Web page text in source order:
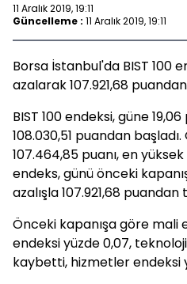
11 Aralık 2019, 19:11
Güncelleme : 11 Aralık 2019, 19:11
Borsa İstanbul'da BIST 100
azalarak 107.921,68
BIST 100 endeksi, güne
108.030,51 puandan
107.464,85 puanı, en
endeks, günü önceki
azalışla 107.921,68 puandan
Önceki kapanışa göre mali
endeksi yüzde 0,07,
kaybetti, hizmetler endeksi